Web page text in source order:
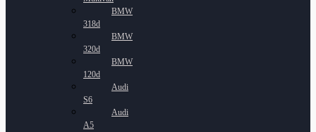
BMW
318d
BMW
320d
BMW
120d
Audi
S6
Audi
A5